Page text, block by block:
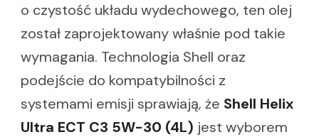
o czystość układu wydechowego, ten olej
został zaprojektowany właśnie pod takie
wymagania. Technologia Shell oraz
podejście do kompatybilności z
systemami emisji sprawiają, że Shell Helix
Ultra ECT C3 5W-30 (4L) jest wyborem